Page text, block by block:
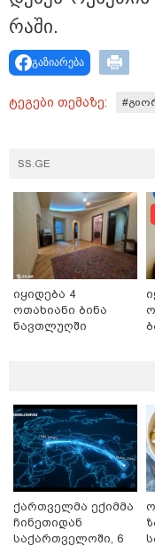
ოპერაციებამდე
08:49 / 08-08-2026
"არასდროს
დატყვევებულს
რა­ში.
გაზიარება
ტეგები თემაზე:
SS.GE
იყიდება 4
ოთახიანი ბინა
ნავთლუღში
ქართველმა ექიმმა
ჩინეთიდან
საქართველოში, 6